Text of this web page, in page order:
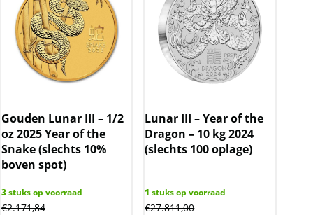
Gouden Lunar III – 1/2
oz 2025 Year of the
Snake (slechts 10%
boven spot)
3stuks op voorraad
€2.171,84
Lunar III – Year of the
Dragon – 10 kg 2024
(slechts 100 oplage)
1 stuks op voorraad
€27.811,00